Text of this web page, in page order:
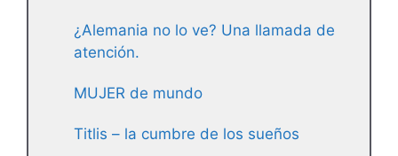
¿Alemania no lo ve? Una llamada de
atención.
MUJER de mundo
Titlis – la cumbre de los sueños